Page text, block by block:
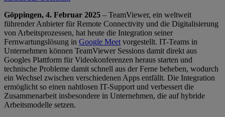
Göppingen, 4. Februar 2025 – TeamViewer, ein weltweit
führender Anbieter für Remote Connectivity und die Digitalisierung
von Arbeitsprozessen, hat heute die Integration seiner
Fernwartungslösung in Google Meetvorgestellt. IT-Teams in
Unternehmen können TeamViewer Sessions damit direkt aus
Googles Plattform für Videokonferenzen heraus starten und
technische Probleme damit schnell aus der Ferne beheben, wodurch
ein Wechsel zwischen verschiedenen Apps entfällt. Die Integration
ermöglicht so einen nahtlosen IT-Support und verbessert die
Zusammenarbeit insbesondere in Unternehmen, die auf hybride
Arbeitsmodelle setzen.